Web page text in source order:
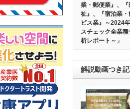
業・郵便業』、『
祉』、『宿泊業・
ビス業』～2024
スチェック全業
析レポート～」
解説動画つき